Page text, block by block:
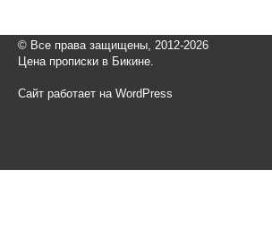
© Все права защищены, 2012-2026
Цена прописки в Бикине.
Сайт работает на WordPress